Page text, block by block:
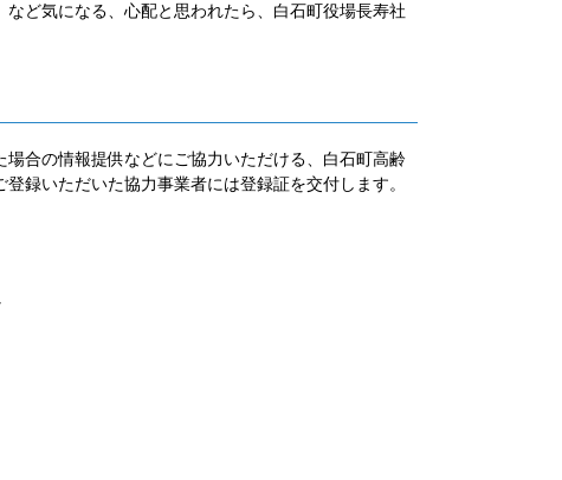
ど気になる、心配と思われたら、白石町役場長寿社
合の情報提供などにご協力いただける、白石町高齢
録いただいた協力事業者には登録証を交付します。